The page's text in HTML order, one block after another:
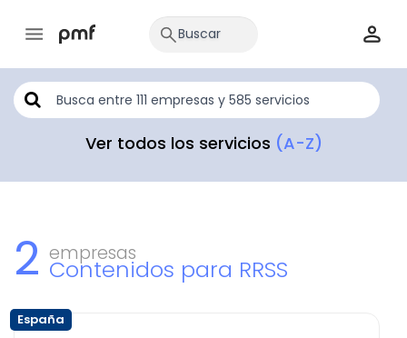
Ver todos los servicios (A-Z)
2 empresas
Contenidos para RRSS
España